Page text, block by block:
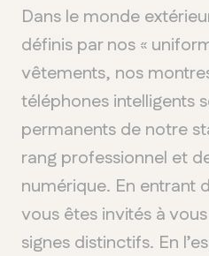
Dans le monde
définis par nos «
vêtements, nos
téléphones intelligents
permanents de notre
rang professionnel et
numérique. En entrant
vous êtes invités à
signes distinctifs. En